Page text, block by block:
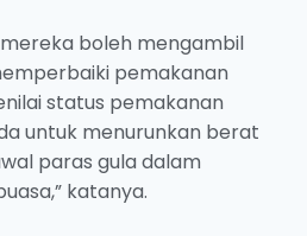
boleh mengambil
pemakanan
status pemakanan
untuk menurunkan berat
paras gula dalam
katanya.